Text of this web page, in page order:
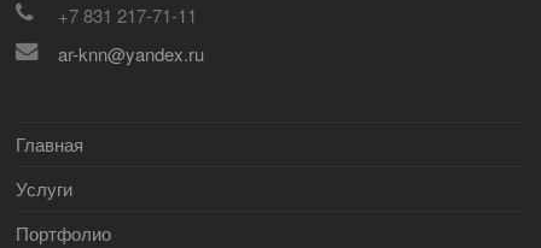
+7 831 217-71-11
ar-knn@yandex.ru
Главная
Услуги
Портфолио